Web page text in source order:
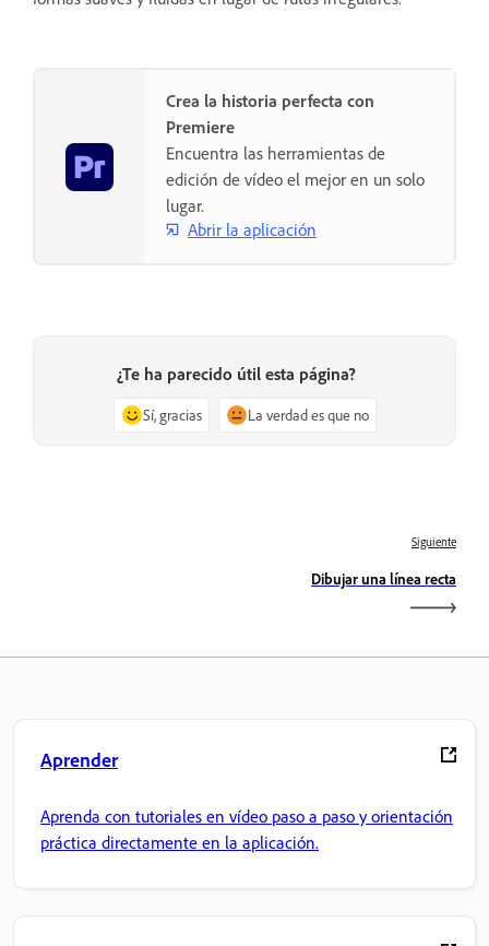
Crea la historia perfecta con
Premiere
Encuentra las herramientas de
edición de vídeo el mejor en un solo
lugar.
Abrir la aplicación
¿Te ha parecido útil esta página?
Sí, gracias La verdad es que no
Siguiente
Dibujar una línea recta
Aprender
Aprenda con tutoriales en vídeo paso a paso y orientación
práctica directamente en la aplicación.